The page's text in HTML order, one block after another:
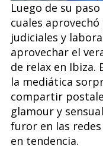
Luego de su
cuales
judiciales y
aprovechar el
de relax en Ibiza.
la mediática
compartir
glamour y
furor en las
en tendencia.